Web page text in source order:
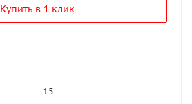
Купить в 1 клик
15